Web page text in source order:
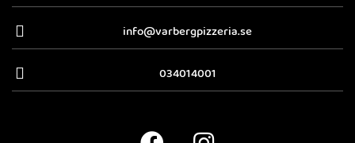
info@varbergpizzeria.se
034014001